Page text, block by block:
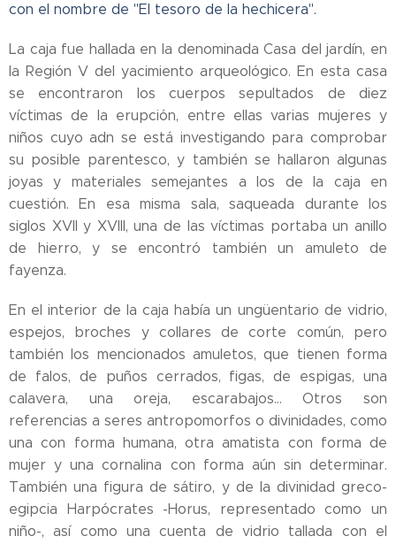
con el nombre de "El tesoro de la hechicera".
La caja fue hallada en la denominada Casa del jardín, en
la Región V del yacimiento arqueológico. En esta casa
se encontraron los cuerpos sepultados de diez
víctimas de la erupción, entre ellas varias mujeres y
niños cuyo adn se está investigando para comprobar
su posible parentesco, y también se hallaron algunas
joyas y materiales semejantes a los de la caja en
cuestión. En esa misma sala, saqueada durante los
siglos XVII y XVIII, una de las víctimas portaba un anillo
de hierro, y se encontró también un amuleto de
fayenza.
En el interior de la caja había un ungüentario de vidrio,
espejos, broches y collares de corte común, pero
también los mencionados amuletos, que tienen forma
de falos, de puños cerrados, figas, de espigas, una
calavera, una oreja, escarabajos... Otros son
referencias a seres antropomorfos o divinidades, como
una con forma humana, otra amatista con forma de
mujer y una cornalina con forma aún sin determinar.
También una figura de sátiro, y de la divinidad greco-
egipcia Harpócrates -Horus, representado como un
niño-, así como una cuenta de vidrio tallada con el